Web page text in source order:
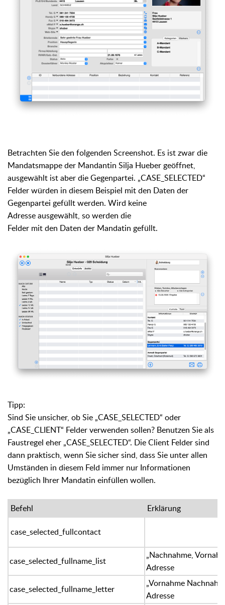
Betrachten Sie den folgenden Screenshot. Es ist zwar die
Mandatsmappe der Mandantin Silja Hueber geöffnet,
ausgewählt ist aber die Gegenpartei. „CASE_SELECTED“
Felder würden in diesem Beispiel mit den Daten der
Gegenpartei gefüllt werden. Wird keine
Adresse ausgewählt, so werden die
Felder mit den Daten der Mandatin gefüllt.
Tipp:
Sind Sie unsicher, ob Sie „CASE_SELECTED“ oder
„CASE_CLIENT“ Felder verwenden sollen? Benutzen Sie als
Faustregel eher „CASE_SELECTED“. Die Client Felder sind
dann praktisch, wenn Sie sicher sind, dass Sie unter allen
Umständen in diesem Feld immer nur Informationen
bezüglich Ihrer Mandatin einfüllen wollen.
Befehl Erklärung
case_selected_fullcontact
case_selected_fullname_list
„Nachnahme,
Adresse
case_selected_fullname_letter
„Vornahme
Adresse